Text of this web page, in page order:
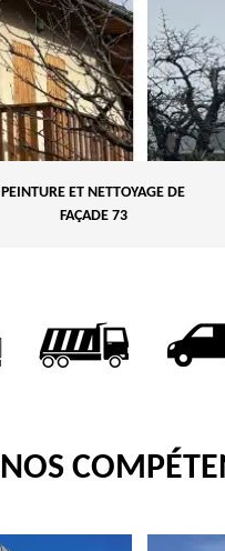
PEINTURE ET NETTOYAGE DE
FAÇADE 73
NOS